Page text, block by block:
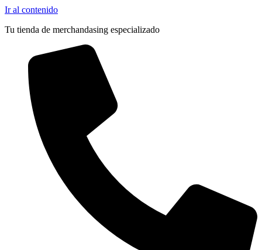
Ir al contenido
Tu tienda de merchandasing especializado